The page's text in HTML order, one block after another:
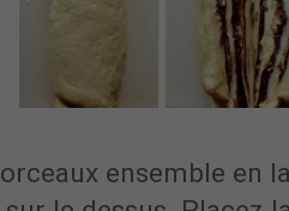
ensemble en